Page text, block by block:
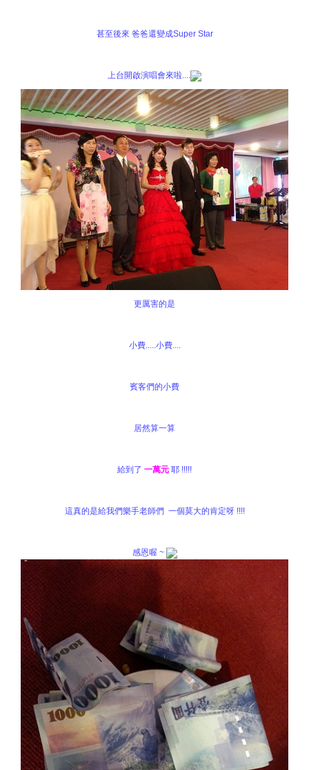
甚至後來 爸爸還變成Super Star
上台開啟演唱會來啦....
更厲害的是
小費.....小費....
賓客們的小費
居然算一算
給到了 一萬元 耶 !!!!!
這真的是給我們樂手老師們 一個莫大的肯定呀 !!!!
感恩喔 ~